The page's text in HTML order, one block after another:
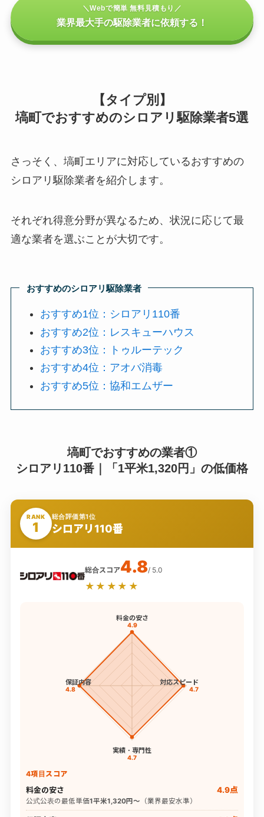
＼Webで簡単 無料見積もり／
業界最大手の駆除業者に依頼する！
【タイプ別】
塙町でおすすめのシロアリ駆除業者5選
さっそく、塙町エリアに対応しているおすすめの
シロアリ駆除業者を紹介します。
それぞれ得意分野が異なるため、状況に応じて最
適な業者を選ぶことが大切です。
おすすめのシロアリ駆除業者
おすすめ1位：シロアリ110番
おすすめ2位：レスキューハウス
おすすめ3位：トゥルーテック
おすすめ4位：アオバ消毒
おすすめ5位：協和エムザー
塙町でおすすめの業者①
シロアリ110番｜「1平米1,320円」の低価格
RANK
1
総合評価第1位
シロアリ110番
総合スコア4.8/ 5.0
★★★★★
料金の安さ
4.9
対応スピード
4.7
実績・専門性
4.7
保証内容
4.8
4項目スコア
料金の安さ 4.9点
公式公表の最低単価1平米1,320円〜 （業界最安水準）